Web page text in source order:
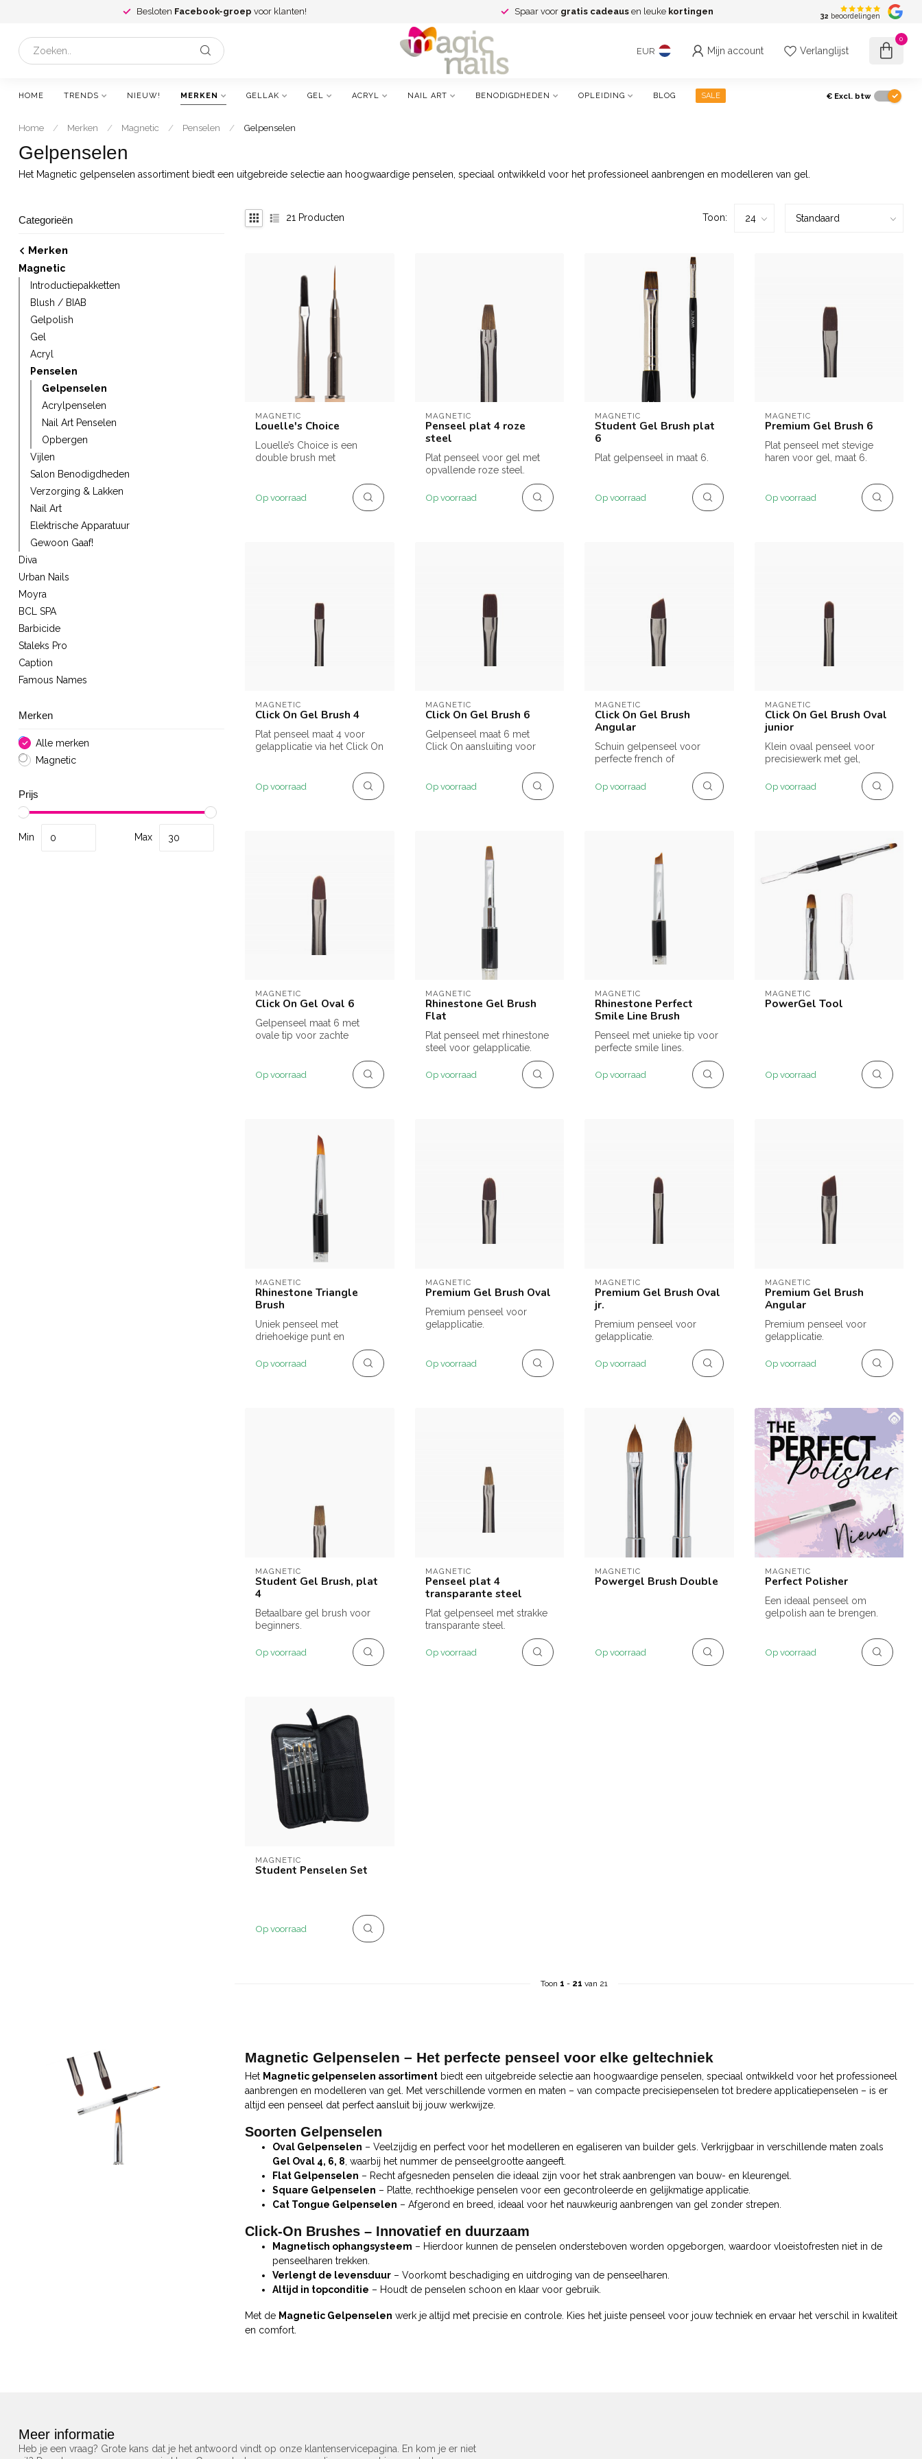
Besloten Facebook-groep voor klanten! Spaar voor gratis cadeaus en leuke kortingen 32 beoordelingen
EUR Mijn account Verlanglijst
0
HOME TRENDS NIEUW! MERKEN GELLAK GEL ACRYL NAIL ART BENODIGDHEDEN OPLEIDING BLOG SALE € Excl. btw
Home / Merken / Magnetic / Penselen / Gelpenselen
Gelpenselen
Het Magnetic gelpenselen assortiment biedt een uitgebreide selectie aan hoogwaardige penselen, speciaal ontwikkeld voor het professioneel aanbrengen en modelleren van gel.
Categorieën
Merken
Magnetic
Introductiepakketten
Blush / BIAB
Gelpolish
Gel
Acryl
Penselen
Gelpenselen
Acrylpenselen
Nail Art Penselen
Opbergen
Vijlen
Salon Benodigdheden
Verzorging & Lakken
Nail Art
Elektrische Apparatuur
Gewoon Gaaf!
Diva
Urban Nails
Moyra
BCL SPA
Barbicide
Staleks Pro
Caption
Famous Names
Merken
Alle merken
Magnetic
Prijs
Min Max
21 Producten Toon:
MAGNETIC
Louelle's Choice
Louelle’s Choice is een
double brush met
Op voorraad
MAGNETIC
Penseel plat 4 roze
steel
Plat penseel voor gel met
opvallende roze steel.
Op voorraad
MAGNETIC
Student Gel Brush plat
6
Plat gelpenseel in maat 6.
Op voorraad
MAGNETIC
Premium Gel Brush 6
Plat penseel met stevige
haren voor gel, maat 6.
Op voorraad
MAGNETIC
Click On Gel Brush 4
Plat penseel maat 4 voor
gelapplicatie via het Click On
Op voorraad
MAGNETIC
Click On Gel Brush 6
Gelpenseel maat 6 met
Click On aansluiting voor
Op voorraad
MAGNETIC
Click On Gel Brush
Angular
Schuin gelpenseel voor
perfecte french of
Op voorraad
MAGNETIC
Click On Gel Brush Oval
junior
Klein ovaal penseel voor
precisiewerk met gel,
Op voorraad
MAGNETIC
Click On Gel Oval 6
Gelpenseel maat 6 met
ovale tip voor zachte
Op voorraad
MAGNETIC
Rhinestone Gel Brush
Flat
Plat penseel met rhinestone
steel voor gelapplicatie.
Op voorraad
MAGNETIC
Rhinestone Perfect
Smile Line Brush
Penseel met unieke tip voor
perfecte smile lines.
Op voorraad
MAGNETIC
PowerGel Tool
Op voorraad
MAGNETIC
Rhinestone Triangle
Brush
Uniek penseel met
driehoekige punt en
Op voorraad
MAGNETIC
Premium Gel Brush Oval
Premium penseel voor
gelapplicatie.
Op voorraad
MAGNETIC
Premium Gel Brush Oval
jr.
Premium penseel voor
gelapplicatie.
Op voorraad
MAGNETIC
Premium Gel Brush
Angular
Premium penseel voor
gelapplicatie.
Op voorraad
MAGNETIC
Student Gel Brush, plat
4
Betaalbare gel brush voor
beginners.
Op voorraad
MAGNETIC
Penseel plat 4
transparante steel
Plat gelpenseel met strakke
transparante steel.
Op voorraad
MAGNETIC
Powergel Brush Double
Op voorraad
MAGNETIC
Perfect Polisher
Een ideaal penseel om
gelpolish aan te brengen.
Op voorraad
MAGNETIC
Student Penselen Set
Op voorraad
Toon 1 - 21 van 21
Magnetic Gelpenselen – Het perfecte penseel voor elke geltechniek
Het Magnetic gelpenselen assortiment biedt een uitgebreide selectie aan hoogwaardige penselen, speciaal ontwikkeld voor het professioneel
aanbrengen en modelleren van gel. Met verschillende vormen en maten – van compacte precisiepenselen tot bredere applicatiepenselen – is er
altijd een penseel dat perfect aansluit bij jouw werkwijze.
Soorten Gelpenselen
Oval Gelpenselen – Veelzijdig en perfect voor het modelleren en egaliseren van builder gels. Verkrijgbaar in verschillende maten zoals
Gel Oval 4, 6, 8 , waarbij het nummer de penseelgrootte aangeeft.
Flat Gelpenselen – Recht afgesneden penselen die ideaal zijn voor het strak aanbrengen van bouw- en kleurengel.
Square Gelpenselen – Platte, rechthoekige penselen voor een gecontroleerde en gelijkmatige applicatie.
Cat Tongue Gelpenselen – Afgerond en breed, ideaal voor het nauwkeurig aanbrengen van gel zonder strepen.
Click-On Brushes – Innovatief en duurzaam
Magnetisch ophangsysteem – Hierdoor kunnen de penselen ondersteboven worden opgeborgen, waardoor vloeistofresten niet in de
penseelharen trekken.
Verlengt de levensduur – Voorkomt beschadiging en uitdroging van de penseelharen.
Altijd in topconditie – Houdt de penselen schoon en klaar voor gebruik.
Met de Magnetic Gelpenselen werk je altijd met precisie en controle. Kies het juiste penseel voor jouw techniek en ervaar het verschil in kwaliteit
en comfort.
Meer informatie
Heb je een vraag? Grote kans dat je het antwoord vindt op onze klantenservicepagina. En kom je er niet